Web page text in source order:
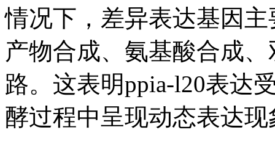
情况下，差异表达基因
产物合成、氨基酸合成
路。这表明ppia-l20表达
酵过程中呈现动态表达现